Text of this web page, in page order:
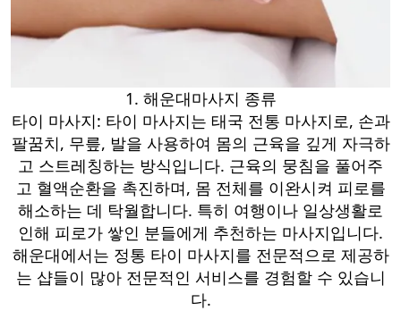
1. 해운대마사지 종류
타이 마사지: 타이 마사지는 태국 전통 마사지로, 손과
팔꿈치, 무릎, 발을 사용하여 몸의 근육을 깊게 자극하
고 스트레칭하는 방식입니다. 근육의 뭉침을 풀어주
고 혈액순환을 촉진하며, 몸 전체를 이완시켜 피로를
해소하는 데 탁월합니다. 특히 여행이나 일상생활로
인해 피로가 쌓인 분들에게 추천하는 마사지입니다.
해운대에서는 정통 타이 마사지를 전문적으로 제공하
는 샵들이 많아 전문적인 서비스를 경험할 수 있습니
다.